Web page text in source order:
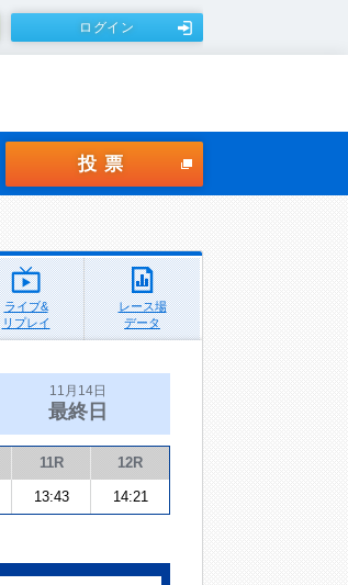
ログイン
投票
ライブ&
リプレイ
レース場
データ
11月14日
最終日
11R 12R
13:43 14:21